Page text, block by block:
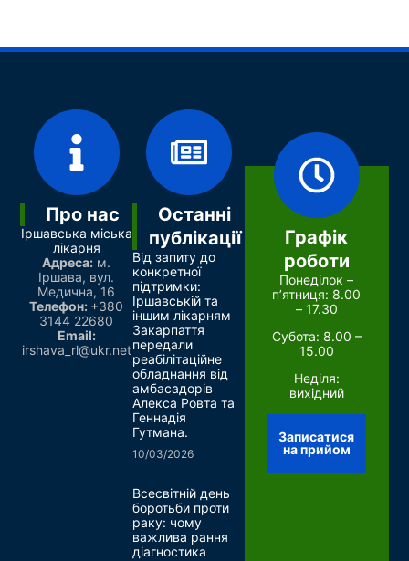
Про нас
Іршавська міська
лікарня
Адреса: м.
Іршава, вул.
Медична, 16
Телефон: +380
3144 22680
Email:
irshava_rl@ukr.net
Останні
публікації
Від запиту до
конкретної
підтримки:
Іршавській та
іншим лікарням
Закарпаття
передали
реабілітаційне
обладнання від
амбасадорів
Алекса Ровта та
Геннадія
Гутмана.
10/03/2026
Всесвітній день
боротьби проти
раку: чому
важлива рання
діагностика
Графік
роботи
Понеділок –
п’ятниця: 8.00
– 17.30
Субота: 8.00 –
15.00
Неділя:
вихідний
Записатися
на прийом